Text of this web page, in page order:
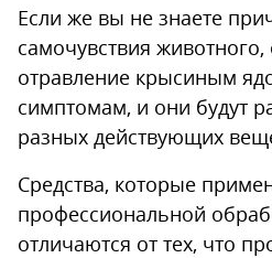
Если же вы не знаете
самочувствия животного,
отравление крысиным
симптомам, и они будут
разных действующих
Средства, которые
профессиональной
отличаются от тех, что